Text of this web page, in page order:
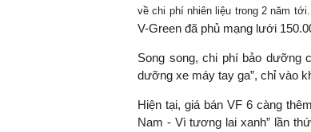
về chi phí nhiên liệu trong 2 năm
V-Green đã phủ mạng lưới
Song song, chi phí bảo dưỡng
dưỡng xe máy tay ga”, chỉ vào
Hiện tại, giá bán VF 6 càng
Nam - Vì tương lai xanh” lần